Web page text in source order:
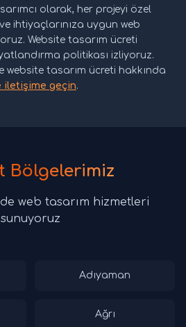
olarak, her projeyi özel
ihtiyaçlarınıza uygun web
Website tasarım ücreti
politikası izliyoruz.
website tasarım ücreti hakkında
iletişime geçin.
Bölgelerimiz
web tasarım hizmetleri
sunuyoruz
Adıyaman
Ağrı